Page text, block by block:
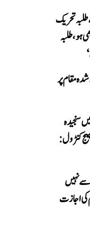
تحریک
ہو، طلبہ
مقام پر
سنجیدہ
کنٹرول:
سے نہیں
اجازت